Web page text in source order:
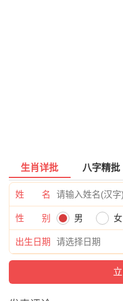
生肖详批 八字精批
姓 名
性 别 男 女
出生日期